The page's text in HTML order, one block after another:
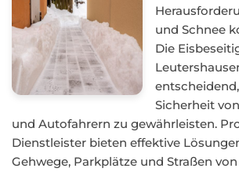
und Schnee
Die
Sicherheit
und Autofahrern zu gewährleisten.
Dienstleister bieten effektive
Gehwege, Parkplätze und Straßen